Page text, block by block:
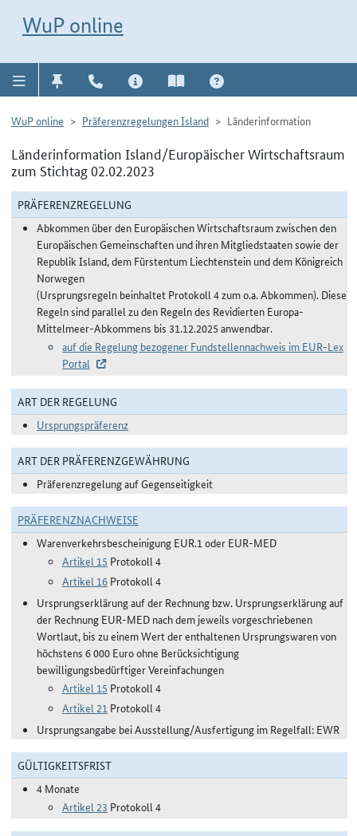
WuP online
WuP online Präferenzregelungen Island Länderinformation
Länderinformation Island/Europäischer Wirtschaftsraum
zum Stichtag 02.02.2023
PRÄFERENZREGELUNG
Abkommen über den Europäischen Wirtschaftsraum zwischen den
Europäischen Gemeinschaften und ihren Mitgliedstaaten sowie der
Republik Island, dem Fürstentum Liechtenstein und dem Königreich
Norwegen
(Ursprungsregeln beinhaltet Protokoll 4 zum o.a. Abkommen). Diese
Regeln sind parallel zu den Regeln des Revidierten Europa-
Mittelmeer-Abkommens bis 31.12.2025 anwendbar.
auf die Regelung bezogener Fundstellennachweis im EUR-Lex
Portal
ART DER REGELUNG
Ursprungspräferenz
ART DER PRÄFERENZGEWÄHRUNG
Präferenzregelung auf Gegenseitigkeit
PRÄFERENZNACHWEISE
Warenverkehrsbescheinigung EUR.1 oder EUR-MED
Artikel 15 Protokoll 4
Artikel 16 Protokoll 4
Ursprungserklärung auf der Rechnung bzw. Ursprungserklärung auf
der Rechnung EUR-MED nach dem jeweils vorgeschriebenen
Wortlaut, bis zu einem Wert der enthaltenen Ursprungswaren von
höchstens 6 000 Euro ohne Berücksichtigung
bewilligungsbedürftiger Vereinfachungen
Artikel 15 Protokoll 4
Artikel 21 Protokoll 4
Ursprungsangabe bei Ausstellung/Ausfertigung im Regelfall: EWR
GÜLTIGKEITSFRIST
4 Monate
Artikel 23 Protokoll 4